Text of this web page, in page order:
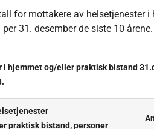
for mottakere av helsetjenester
31. desember de siste 10 årene.
hjemmet og/eller praktisk bistand
praktisk bistand, personer